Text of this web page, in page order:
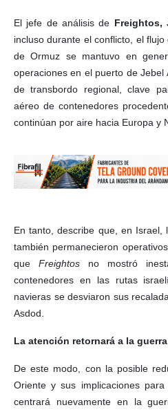
El jefe de análisis de Freightos,
incluso durante el conflicto, el
de Ormuz se mantuvo en
operaciones en el puerto de
de transbordo regional, clave
aéreo de contenedores
continúan por aire hacia Europa y
En tanto, describe que, en Israel,
también permanecieron
que Freightos no mostró
contenedores en las rutas
navieras se desviaron sus
Asdod.
La atención retornará a la
De este modo, con la posible
Oriente y sus implicaciones
centrará nuevamente en la